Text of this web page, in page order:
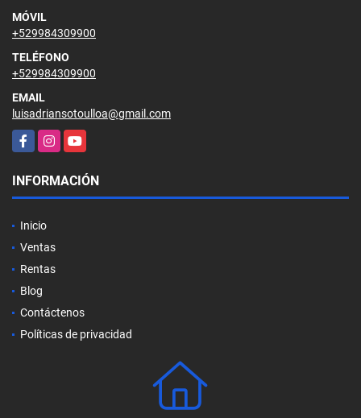
MÓVIL
+529984309900
TELÉFONO
+529984309900
EMAIL
luisadriansotoulloa@gmail.com
FacebookInstagramYouTube
INFORMACIÓN
Inicio
Ventas
Rentas
Blog
Contáctenos
Políticas de privacidad